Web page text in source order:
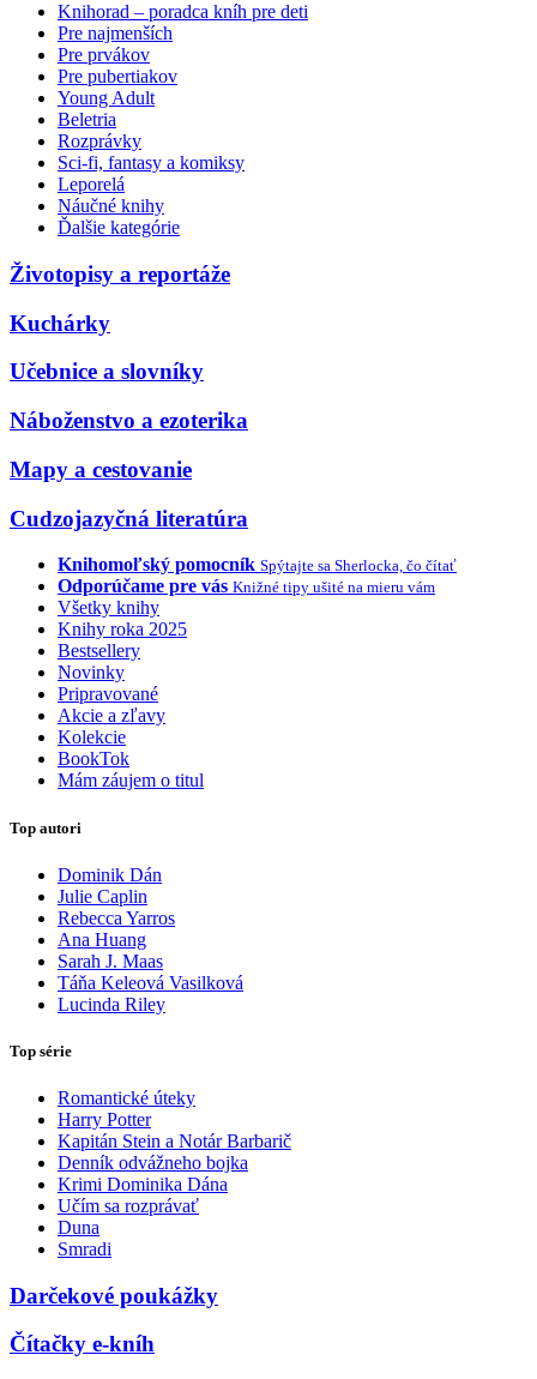
Knihorad – poradca kníh pre deti
Pre najmenších
Pre prvákov
Pre pubertiakov
Young Adult
Beletria
Rozprávky
Sci-fi, fantasy a komiksy
Leporelá
Náučné knihy
Ďalšie kategórie
Životopisy a reportáže
Kuchárky
Učebnice a slovníky
Náboženstvo a ezoterika
Mapy a cestovanie
Cudzojazyčná literatúra
Knihomoľský pomocník Spýtajte sa Sherlocka, čo čítať
Odporúčame pre vás Knižné tipy ušité na mieru vám
Všetky knihy
Knihy roka 2025
Bestsellery
Novinky
Pripravované
Akcie a zľavy
Kolekcie
BookTok
Mám záujem o titul
Top autori
Dominik Dán
Julie Caplin
Rebecca Yarros
Ana Huang
Sarah J. Maas
Táňa Keleová Vasilková
Lucinda Riley
Top série
Romantické úteky
Harry Potter
Kapitán Stein a Notár Barbarič
Denník odvážneho bojka
Krimi Dominika Dána
Učím sa rozprávať
Duna
Smradi
Darčekové poukážky
Čítačky e-kníh